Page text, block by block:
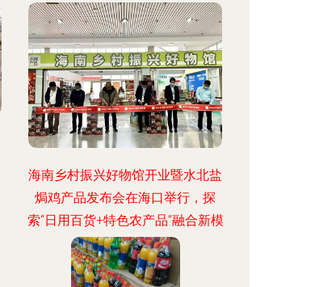
海南乡村振兴好物馆开业暨水北盐
焗鸡产品发布会在海口举行，探
索“日用百货+特色农产品”融合新模
式